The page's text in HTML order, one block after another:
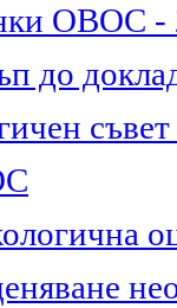
ОВОС -
до